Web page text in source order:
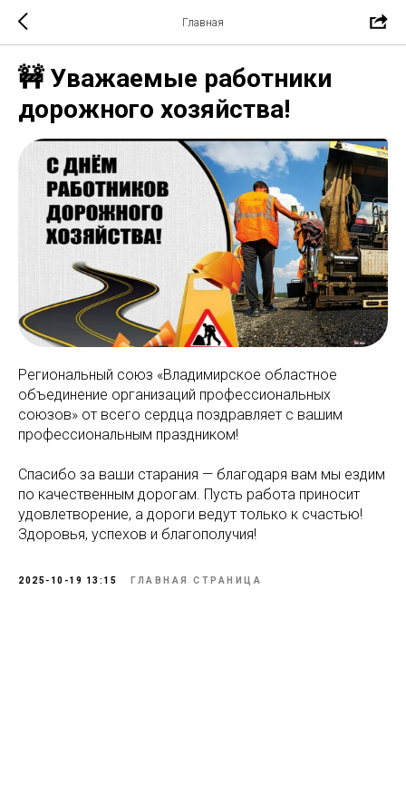
Главная
️🚧 ️Уважаемые работники
дорожного хозяйства!
Региональный союз «Владимирское областное
объединение организаций профессиональных
союзов» от всего сердца поздравляет с вашим
профессиональным праздником!
Спасибо за ваши старания — благодаря вам мы ездим
по качественным дорогам. Пусть работа приносит
удовлетворение, а дороги ведут только к счастью!
Здоровья, успехов и благополучия!
2025-10-19 13:15 ГЛАВНАЯ СТРАНИЦА